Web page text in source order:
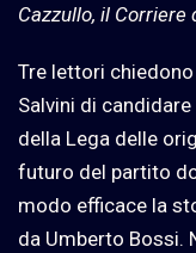
Cazzullo, il Corriere
Tre lettori
Salvini di
della Lega delle
futuro del partito
modo efficace la
da Umberto Bossi.